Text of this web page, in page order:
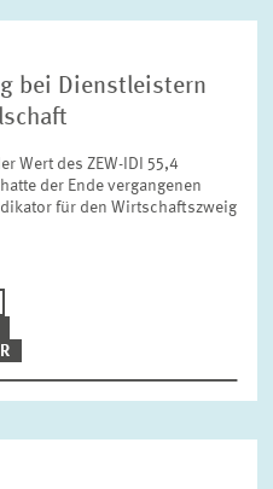
bei Dienstleistern
Wert des ZEW-IDI 55,4
der Ende vergangenen
für den Wirtschaftszweig